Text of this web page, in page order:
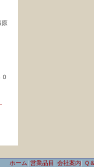
原
ホーム 営業品目 会社案内
Ｑ